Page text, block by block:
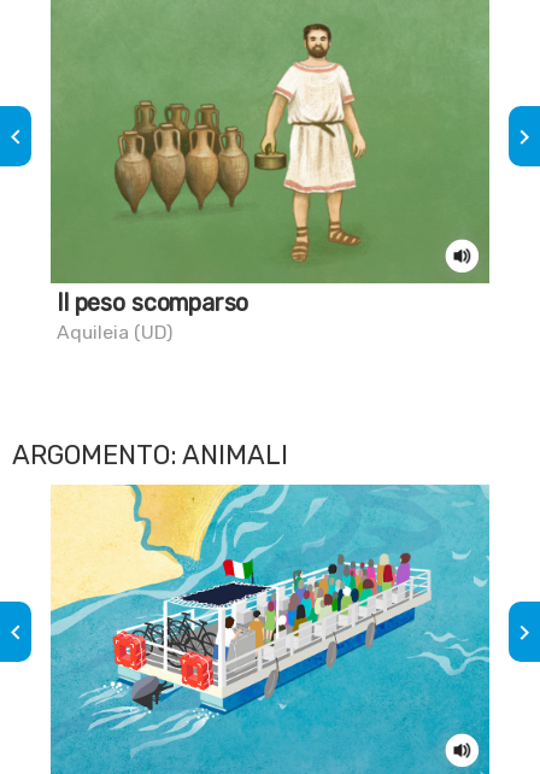
Il peso scomparso
Aquileia (UD)
keyboard_arrow_left keyboard_arrow_right
ARGOMENTO: ANIMALI
keyboard_arrow_left keyboard_arrow_right